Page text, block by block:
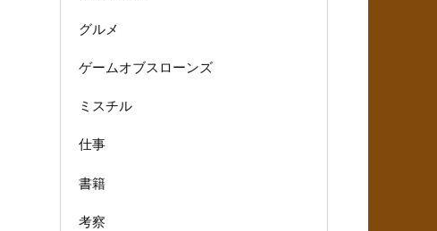
グルメ
ゲームオブスローンズ
ミスチル
仕事
書籍
考察